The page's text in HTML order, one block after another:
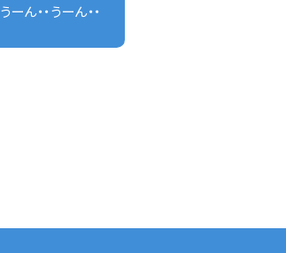
うーん・・うーん・・